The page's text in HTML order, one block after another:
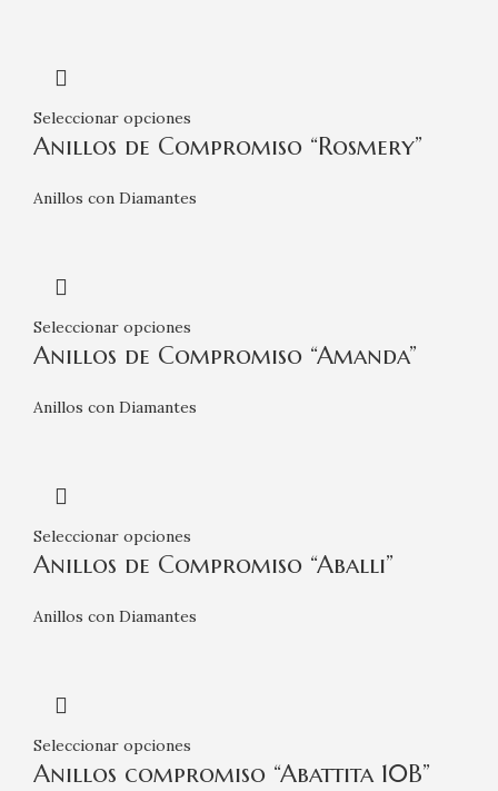
Seleccionar opciones
Anillos de Compromiso “Rosmery”
Anillos con Diamantes
Seleccionar opciones
Anillos de Compromiso “Amanda”
Anillos con Diamantes
Seleccionar opciones
Anillos de Compromiso “Aballi”
Anillos con Diamantes
Seleccionar opciones
Anillos compromiso “Abattita 10B”